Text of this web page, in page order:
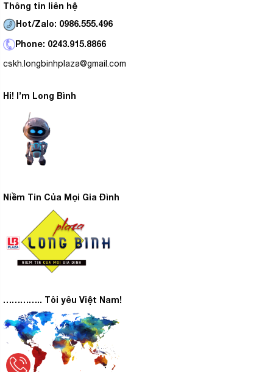
Thông tin liên hệ
Hot/Zalo: 0986.555.496
Phone: 0243.915.8866
cskh.longbinhplaza@gmail.com
Hi! I’m Long Bình
Niềm Tin Của Mọi Gia Đình
………….. Tôi yêu Việt Nam!